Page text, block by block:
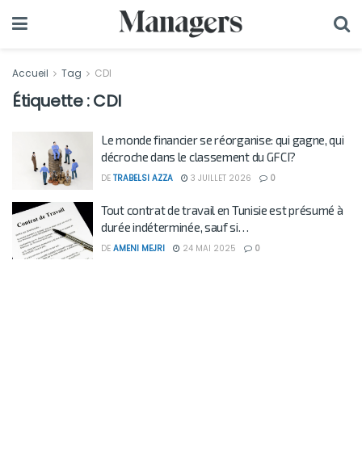
Accueil Tag CDI
Étiquette :CDI
Le monde financier se réorganise: qui gagne, qui
décroche dans le classement du GFCI?
DE TRABELSI AZZA 3 JUILLET 2026 0
Tout contrat de travail en Tunisie est présumé à
durée indéterminée, sauf si…
DE AMENI MEJRI 24 MAI 2025 0